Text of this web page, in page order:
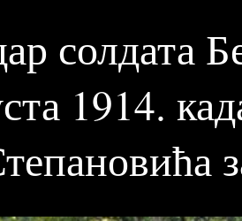
солдата
1914.